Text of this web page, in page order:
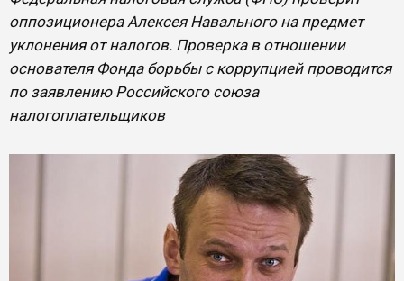
оппозиционера Алексея Навального на предмет
уклонения от налогов. Проверка в отношении
основателя Фонда борьбы с коррупцией проводится
по заявлению Российского союза
налогоплательщиков